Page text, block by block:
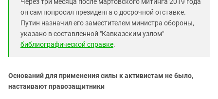
он сам попросил президента о досрочной отставке.
Путин назначил его заместителем министра обороны,
указано в составленной "Кавказским узлом"
библиографической справке.
Оснований для применения силы к активистам не было,
настаивают правозащитники